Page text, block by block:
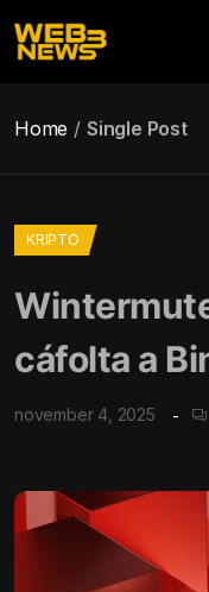
Home Single Post
KRIPTO
cáfolta a
november 4, 2025